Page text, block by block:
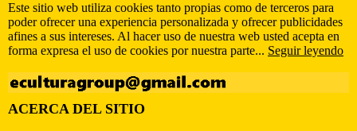
Este sitio web utiliza cookies tanto propias como de terceros para
poder ofrecer una experiencia personalizada y ofrecer publicidades
afines a sus intereses. Al hacer uso de nuestra web usted acepta en
forma expresa el uso de cookies por nuestra parte... Seguir leyendo
ACERCA DEL SITIO